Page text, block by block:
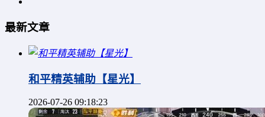
最新文章
和平精英辅助【星光】
2026-07-26 09:18:23